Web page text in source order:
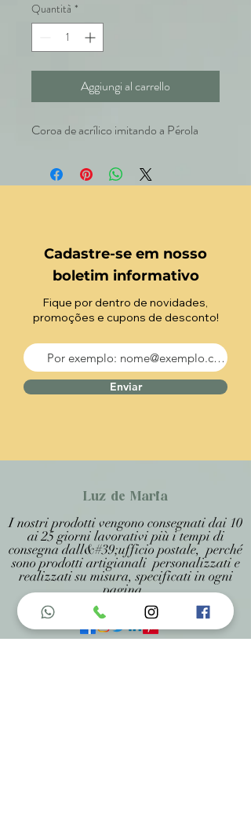
Quantità *
Aggiungi al carrello
Coroa de acrílico imitando a Pérola
Cadastre-se em nosso
boletim informativo
Fique por dentro de novidades,
promoções e cupons de desconto!
Enviar
Luz de Maria
I nostri prodotti vengono consegnati dai 10
ai 25 giorni lavorativi più i tempi di
consegna dall&#39;ufficio postale, perché
sono prodotti artigianali personalizzati e
realizzati su misura, specificati in ogni
pagina .